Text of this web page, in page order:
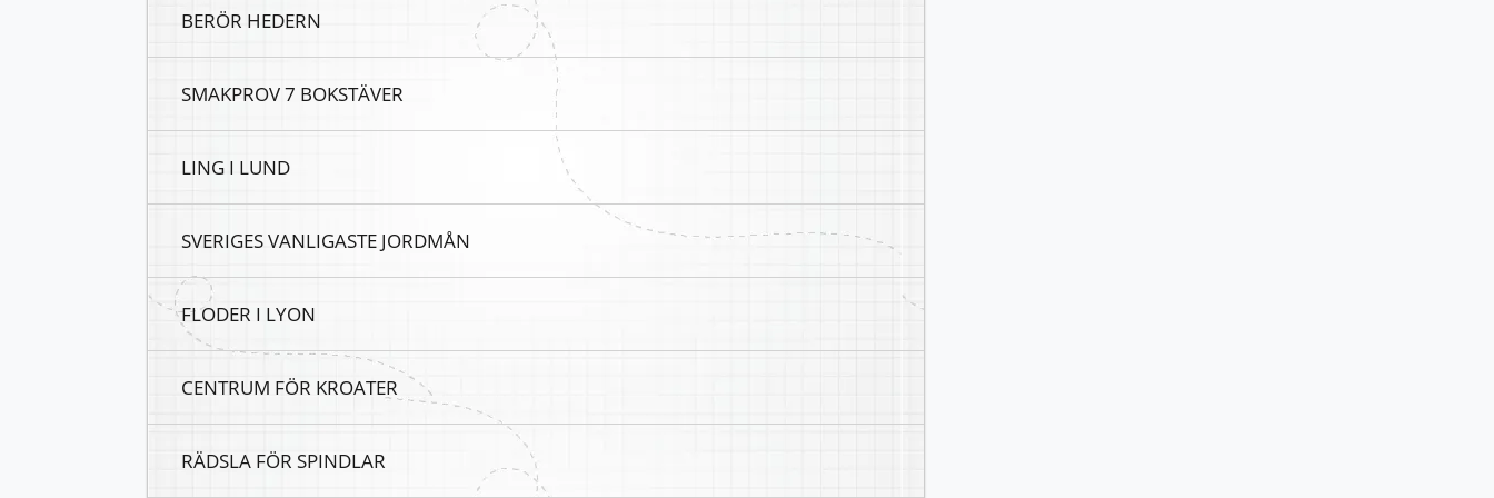
BERÖR HEDERN
SMAKPROV 7 BOKSTÄVER
LING I LUND
SVERIGES VANLIGASTE JORDMÅN
FLODER I LYON
CENTRUM FÖR KROATER
RÄDSLA FÖR SPINDLAR